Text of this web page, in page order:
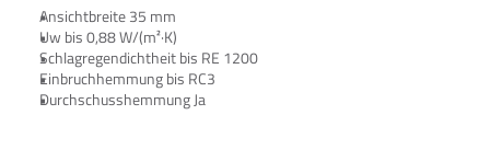
Ansichtbreite 35 mm
Uw bis 0,88 W/(m²·K)
Schlagregendichtheit bis RE 1200
Einbruchhemmung bis RC3
Durchschusshemmung Ja